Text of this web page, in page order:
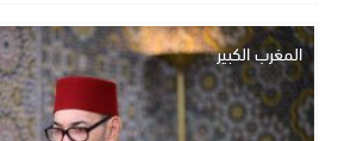
المغرب الكبير